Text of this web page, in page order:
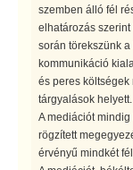
szemben álló fél
elhatározás
során törekszünk
kommunikáció
és peres
tárgyalások helyett.
A mediációt
rögzített
érvényű mindkét fél